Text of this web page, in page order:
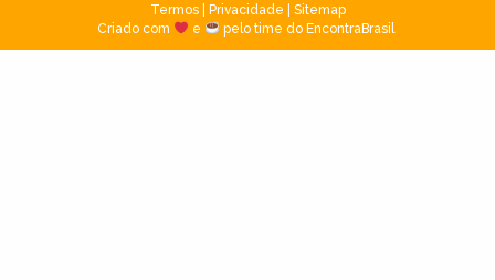
Termos| Privacidade
Sitemap
Criado com
e pelo time do EncontraBrasil